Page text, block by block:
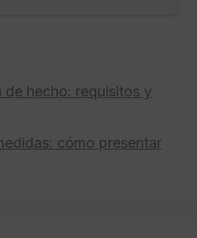
de hecho: requisitos y
cómo presentar